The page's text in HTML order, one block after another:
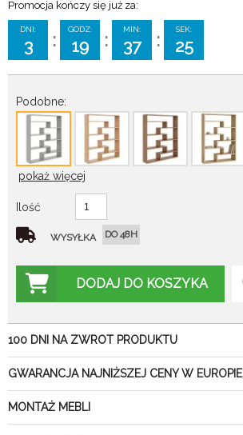
Promocja kończy się już za:
DNI:
3 :
GODZ:
19 :
MIN:
37 :
SEK:
24
Podobne:
pokaż więcej
Ilość
WYSYŁKA DO 48H
DODAJ DO KOSZYKA
100 DNI NA ZWROT PRODUKTU
GWARANCJA NAJNIŻSZEJ CENY W EUROPIE
MONTAŻ MEBLI